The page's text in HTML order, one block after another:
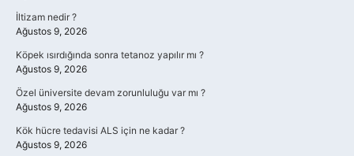
İltizam nedir ?
Ağustos 9, 2026
Köpek ısırdığında sonra tetanoz yapılır mı ?
Ağustos 9, 2026
Özel üniversite devam zorunluluğu var mı ?
Ağustos 9, 2026
Kök hücre tedavisi ALS için ne kadar ?
Ağustos 9, 2026